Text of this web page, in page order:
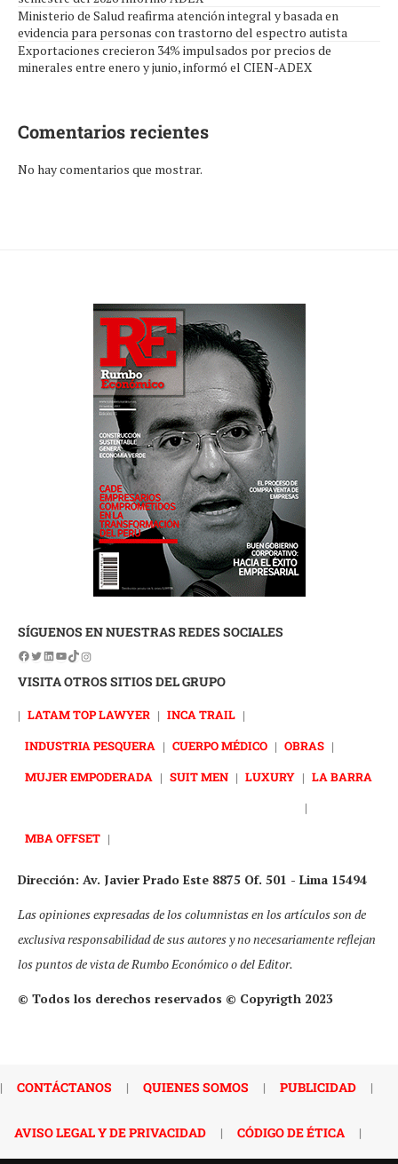
Ministerio de Salud reafirma atención integral y basada en
evidencia para personas con trastorno del espectro autista
Exportaciones crecieron 34% impulsados por precios de
minerales entre enero y junio, informó el CIEN-ADEX
Comentarios recientes
No hay comentarios que mostrar.
SÍGUENOS EN NUESTRAS REDES SOCIALES
VISITA OTROS SITIOS DEL GRUPO
| LATAM TOP LAWYER | INCA TRAIL |
INDUSTRIA PESQUERA | CUERPO MÉDICO | OBRAS |
MUJER EMPODERADA | SUIT MEN | LUXURY | LA BARRA
|
MBA OFFSET |
Dirección: Av. Javier Prado Este 8875 Of. 501 - Lima 15494
Las opiniones expresadas de los columnistas en los artículos son de
exclusiva responsabilidad de sus autores y no necesariamente reflejan
los puntos de vista de Rumbo Económico o del Editor.
© Todos los derechos reservados © Copyrigth 2023
| CONTÁCTANOS | QUIENES SOMOS | PUBLICIDAD |
AVISO LEGAL Y DE PRIVACIDAD | CÓDIGO DE ÉTICA |